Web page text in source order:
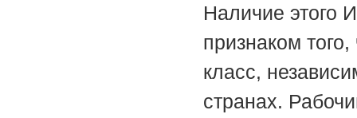
Наличие этого
признаком
класс,
странах.